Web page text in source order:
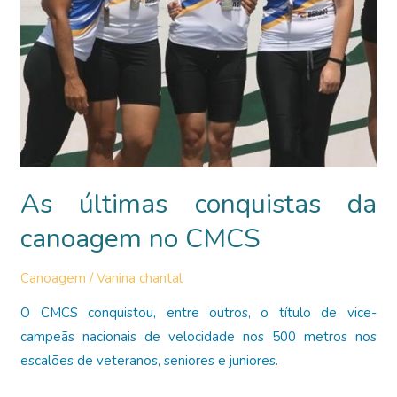
As últimas conquistas da
canoagem no CMCS
Canoagem /Vanina chantal
O CMCS conquistou, entre outros, o título de vice-
campeãs nacionais de velocidade nos 500 metros nos
escalões de veteranos, seniores e juniores.